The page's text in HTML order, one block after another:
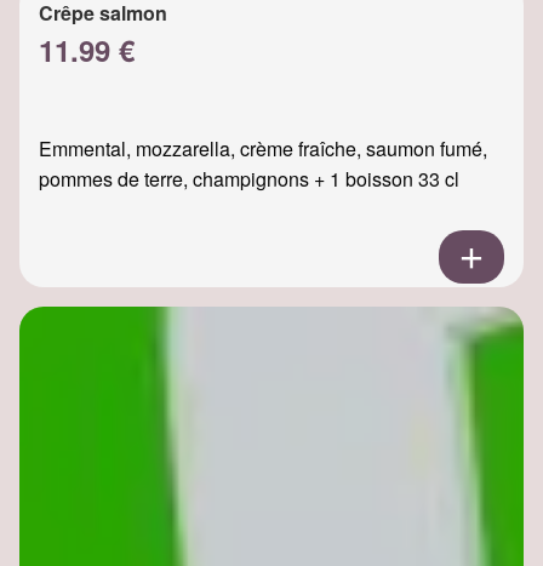
Crêpe salmon
11.99 €
Emmental, mozzarella, crème fraîche, saumon fumé,
pommes de terre, champignons + 1 boisson 33 cl